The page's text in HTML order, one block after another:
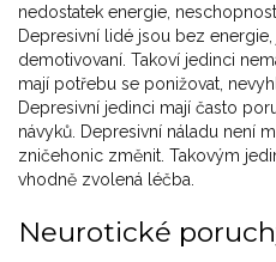
nedostatek energie,
Depresivní lidé jsou bez
demotivovaní. Takoví jedinci
mají potřebu se ponižovat,
Depresivní jedinci mají často
návyků. Depresivní náladu není
zničehonic změnit. Takovým
vhodně zvolená léčba.
Neurotické